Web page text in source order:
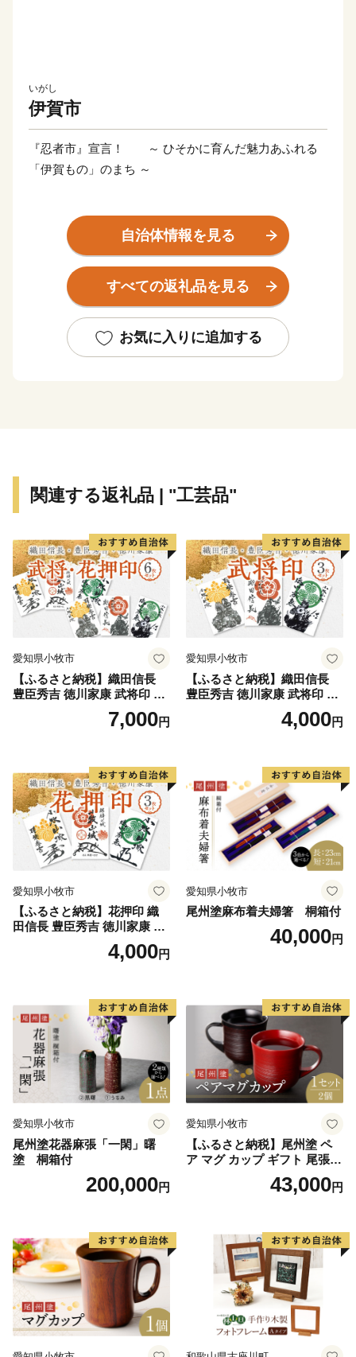
いがし
伊賀市
『忍者市』宣言！ ～ ひそかに育んだ魅力あふれる
「伊賀もの」のまち ～
や精神を継承するとともに、忍者を活かした観光やまち
づくりに取り組んでいます。日本一、二の高石垣で知ら
れる伊賀上野城のふもとでは、誰もが忍者気分を味わえ
る「伊賀上野ＮＩＮＪＡフェスタ」が開催され、秋には
祭」や、ユネスコ無形文化遺産に登録されたダンジリ行
事で有名な「上野天神祭」が行われるなど、歴史と文化
誇るブランド品がいっぱいあります！
自治体情報を見る
すべての返礼品を見る
お気に入りに追加する
関連する返礼品 | "工芸品"
愛知県小牧市
【ふるさと納税】織田信長
豊臣秀吉 徳川家康 武将印 花
押印 6枚 セット イラスト 戦
国 武将 小牧山城 墨絵 龍画師
グッズ 愛知県 小牧市 お取り
寄せ 送料無料
7,000円
愛知県小牧市
【ふるさと納税】織田信長
豊臣秀吉 徳川家康 武将印 3
枚 セット イラスト 戦国 武将
小牧山城 墨絵 龍画師 書道ア
愛知県 小牧市 お取り寄せ 送
料無料
4,000円
愛知県小牧市
【ふるさと納税】花押印 織
田信長 豊臣秀吉 徳川家康 3
枚 セット 戦国 武将 小牧山城
墨絵 龍画師 書道アーティス
牧市 お取り寄せ 送料無料
4,000円
愛知県小牧市
尾州塗麻布着夫婦箸 桐箱付
40,000円
愛知県小牧市
尾州塗花器麻張「一閑」曙
塗 桐箱付
200,000円
愛知県小牧市
【ふるさと納税】尾州塗 ペ
ア マグ カップ ギフト 尾張漆
漆 漆器 漆器工芸 工芸品 芸術
性 実用性 抗菌性 美味しく安
抗ウイルス効果 お取り寄せ
愛知県 小牧市 送料無料
43,000円